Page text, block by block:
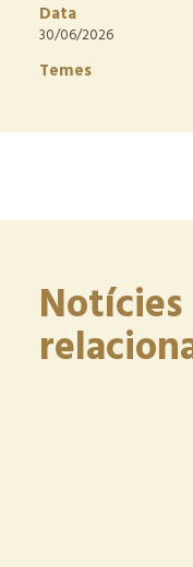
Data
30/06/2026
Temes
Notícies